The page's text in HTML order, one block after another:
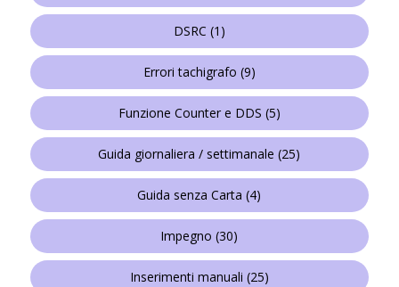
DSRC (1)
Errori tachigrafo (9)
Funzione Counter e DDS (5)
Guida giornaliera / settimanale (25)
Guida senza Carta (4)
Impegno (30)
Inserimenti manuali (25)